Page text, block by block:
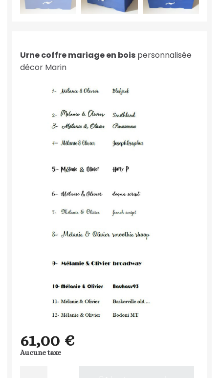
Urne coffremariage en bois personnalisée
décor Marin
61,00 €
Aucune taxe